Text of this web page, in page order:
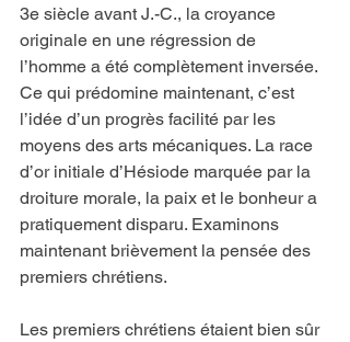
3e siècle avant J.-C., la croyance
originale en une régression de
l’homme a été complètement inversée.
Ce qui prédomine maintenant, c’est
l’idée d’un progrès facilité par les
moyens des arts mécaniques. La race
d’or initiale d’Hésiode marquée par la
droiture morale, la paix et le bonheur a
pratiquement disparu. Examinons
maintenant brièvement la pensée des
premiers chrétiens.
Les premiers chrétiens étaient bien sûr